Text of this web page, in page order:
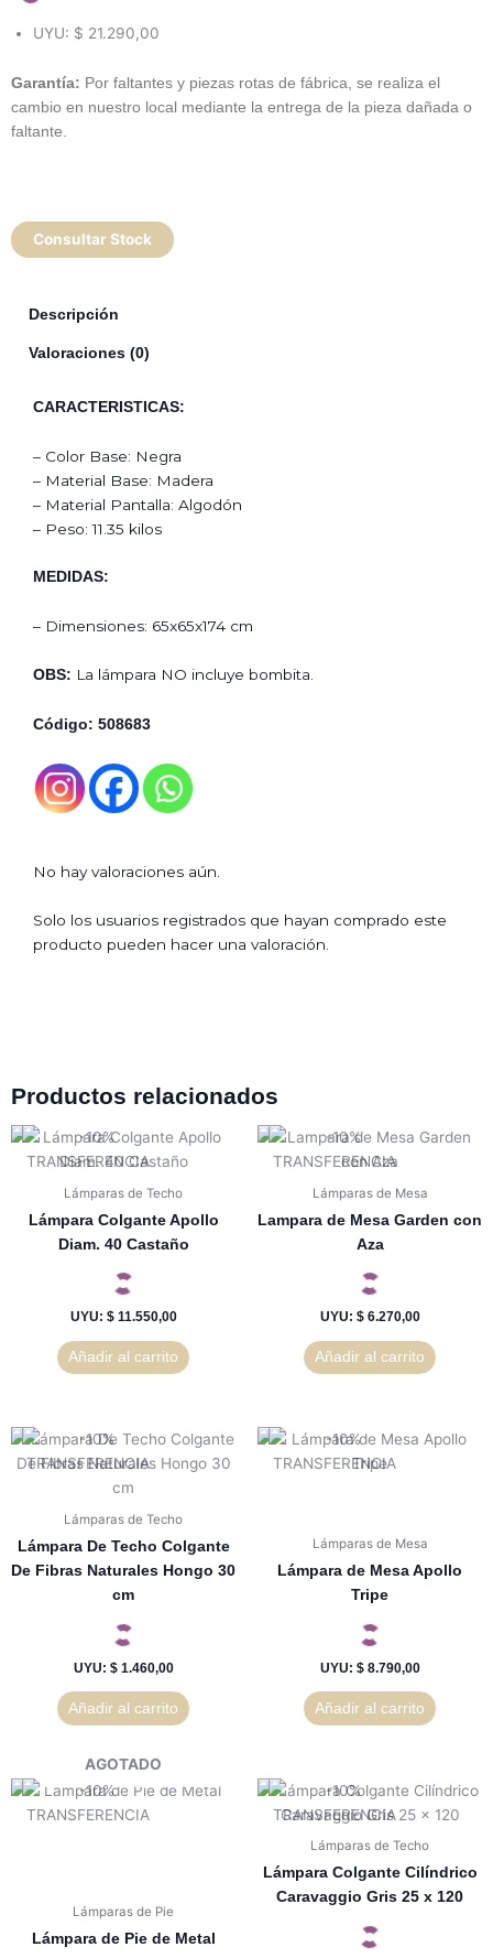
UYU: $ 21.290,00
Garantía: Por faltantes y piezas rotas de fábrica, se realiza el
cambio en nuestro local mediante la entrega de la pieza dañada o
faltante.
Consultar Stock
Descripción
Valoraciones (0)
CARACTERISTICAS:
– Color Base: Negra
– Material Base: Madera
– Material Pantalla: Algodón
– Peso: 11.35 kilos
MEDIDAS:
– Dimensiones: 65x65x174 cm
OBS: La lámpara NO incluye bombita.
Código: 508683
No hay valoraciones aún.
Solo los usuarios registrados que hayan comprado este
producto pueden hacer una valoración.
Productos relacionados
Lámparas de Techo
Lámpara Colgante Apollo
Diam. 40 Castaño
UYU: $ 11.550,00
Añadir al carrito
Lámparas de Mesa
Lampara de Mesa Garden con
Aza
UYU: $ 6.270,00
Añadir al carrito
Lámparas de Techo
Lámpara De Techo Colgante
De Fibras Naturales Hongo 30
cm
UYU: $ 1.460,00
Añadir al carrito
Lámparas de Mesa
Lámpara de Mesa Apollo
Tripe
UYU: $ 8.790,00
Añadir al carrito
AGOTADO
Lámparas de Pie
Lámpara de Pie de Metal
Lámparas de Techo
Lámpara Colgante Cilíndrico
Caravaggio Gris 25 x 120